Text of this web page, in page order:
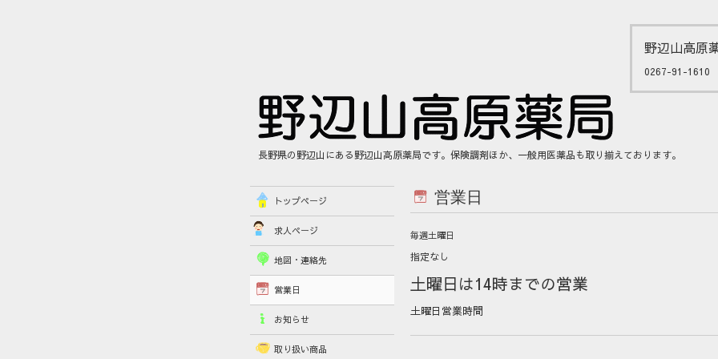
野辺山高原
0267-91-1610
長野県の野辺山にある野辺山高原薬局です。保険調剤ほか、一般用医薬品も取り揃えております。
営業日
毎週土曜日
指定なし
土曜日は14時までの営業
土曜日営業時間
トップページ
求人ページ
地図・連絡先
営業日
お知らせ
取り扱い商品